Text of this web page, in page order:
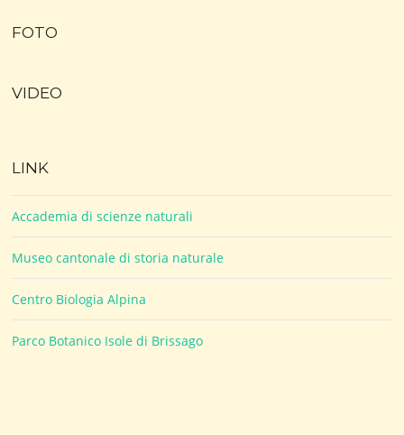
FOTO
VIDEO
LINK
Accademia di scienze naturali
Museo cantonale di storia naturale
Centro Biologia Alpina
Parco Botanico Isole di Brissago